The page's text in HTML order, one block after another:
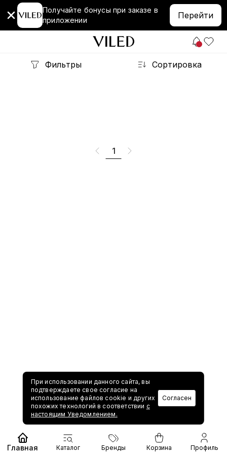
Получайте бонусы при заказе в
приложении
Перейти
Фильтры Сортировка
1
При использовании данного сайта, вы
подтверждаете свое согласие на
использование файлов cookie и других
похожих технологий в соответствии с
настоящим Уведомлением.
Согласен
Главная Каталог Бренды Корзина Профиль